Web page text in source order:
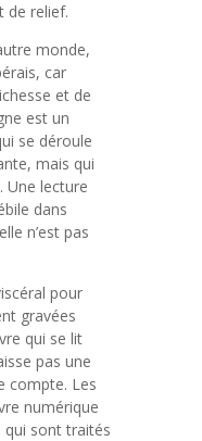
de relief.
monde,
car
et de
est un
se déroule
mais qui
Une lecture
dans
n’est pas
pour
gravées
qui se lit
pas une
compte. Les
numérique
qui sont traités